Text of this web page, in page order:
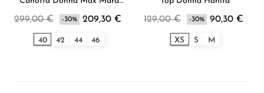
299,00 € -30% 209,30 €
40 42 44 46
129,00 € -30% 90,30 €
XS S M